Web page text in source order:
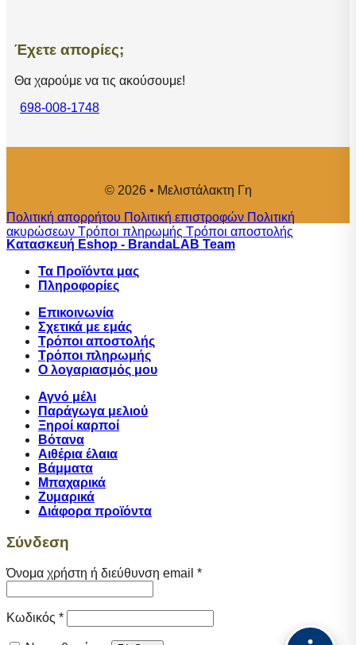
Έχετε απορίες;
Θα χαρούμε να τις ακούσουμε!
698-008-1748
© 2026 • Μελιστάλακτη Γη
Πολιτική απορρήτου Πολιτική επιστροφών Πολιτική
ακυρώσεων Τρόποι πληρωμής Τρόποι αποστολής
Κατασκευή Eshop - BrandaLAB Team
Τα Προϊόντα μας
Πληροφορίες
Επικοινωνία
Σχετικά με εμάς
Tρόποι αποστολής
Τρόποι πληρωμής
Ο λογαριασμός μου
Αγνό μέλι
Παράγωγα μελιού
Ξηροί καρποί
Βότανα
Αιθέρια έλαια
Βάμματα
Μπαχαρικά
Ζυμαρικά
Διάφορα προϊόντα
Σύνδεση
Όνομα χρήστη ή διεύθυνση email *Απαιτείται
Κωδικός *Απαιτείται